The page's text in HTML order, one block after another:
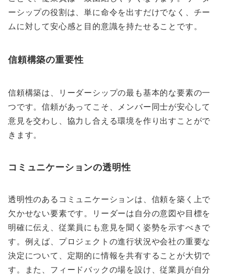
ーシップの役割は、単に命令を出すだけでなく、チー
ムに対して安心感と目的意識を持たせることです。
信頼構築の重要性
信頼構築は、リーダーシップの最も基本的な要素の一
つです。信頼があってこそ、メンバー同士が安心して
意見を交わし、協力し合える環境を作り出すことがで
きます。
コミュニケーションの透明性
透明性のあるコミュニケーションは、信頼を築く上で
欠かせない要素です。リーダーは自分の意図や目標を
明確に伝え、従業員にも意見を聞く姿勢を示すべきで
す。例えば、プロジェクトの進行状況や会社の重要な
決定について、定期的に情報を共有することが大切で
す。また、フィードバックの場を設け、従業員が自分